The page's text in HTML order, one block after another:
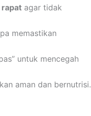
agar tidak
memastikan
untuk mencegah
aman dan bernutrisi.